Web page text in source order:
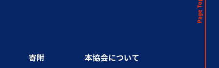
寄附 本協会について